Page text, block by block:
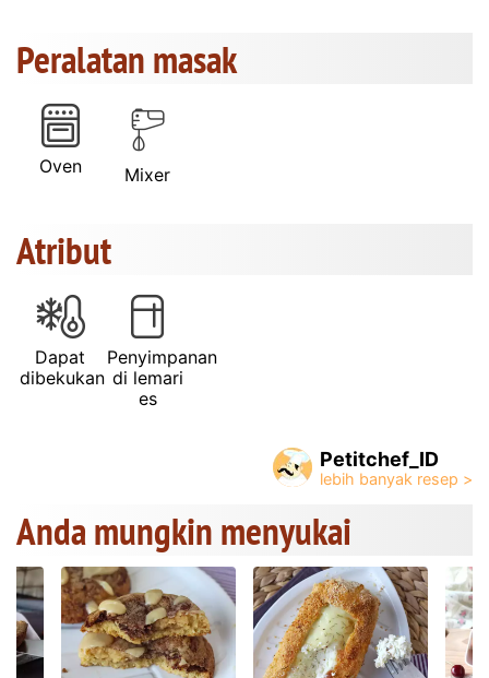
Peralatan masak
Oven Mixer
Atribut
Dapat
dibekukan
Penyimpanan
di lemari
es
Petitchef_ID
Anda mungkin menyukai